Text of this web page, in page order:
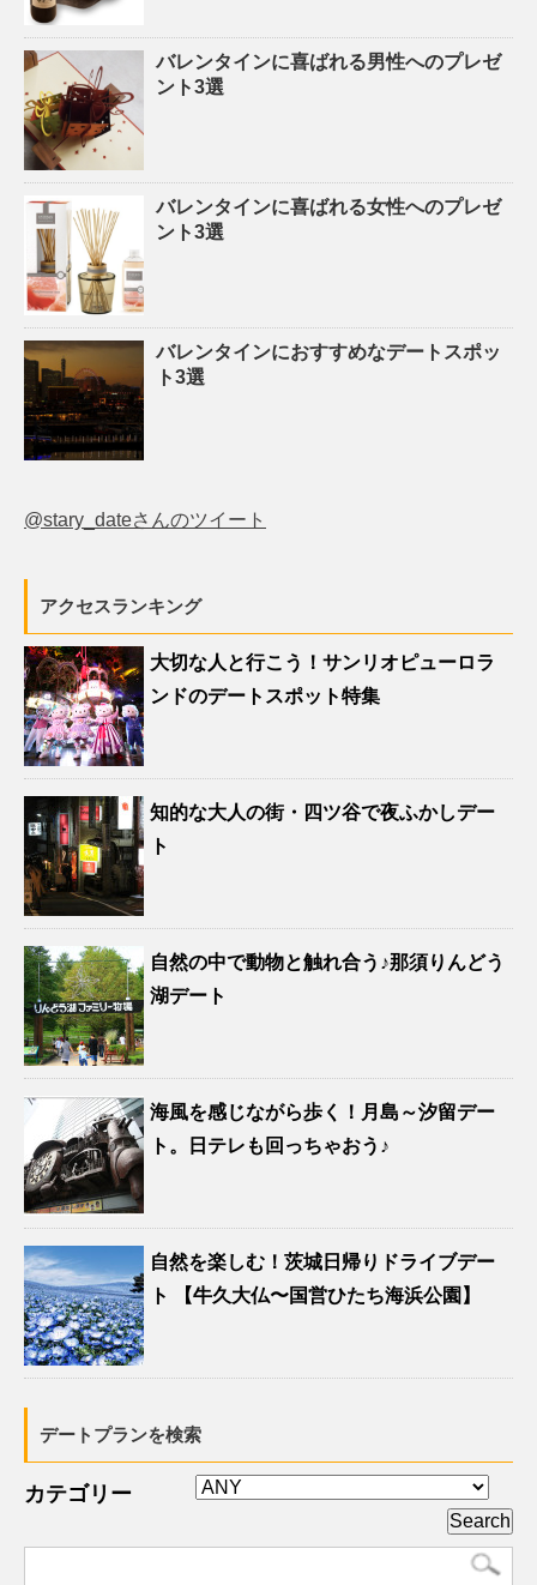
バレンタインに喜ばれる男性へのプレゼ
ント3選
バレンタインに喜ばれる女性へのプレゼ
ント3選
バレンタインにおすすめなデートスポッ
ト3選
@stary_dateさんのツイート
アクセスランキング
大切な人と行こう！サンリオピューロラ
ンドのデートスポット特集
知的な大人の街・四ツ谷で夜ふかしデー
ト
自然の中で動物と触れ合う♪那須りんどう
湖デート
海風を感じながら歩く！月島～汐留デー
ト。日テレも回っちゃおう♪
自然を楽しむ！茨城日帰りドライブデー
ト 【牛久大仏〜国営ひたち海浜公園】
デートプランを検索
カテゴリー